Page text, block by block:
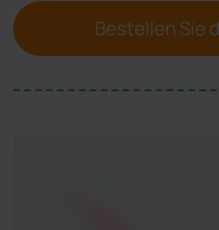
Bestellen Sie